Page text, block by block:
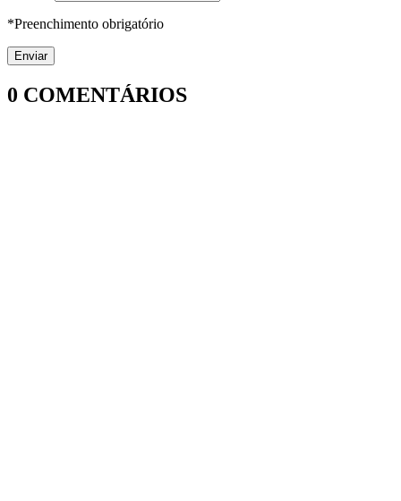
*Preenchimento obrigatório
0 COMENTÁRIOS